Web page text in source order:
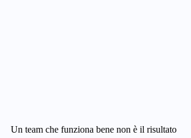
Un team che funziona bene non è il risultato